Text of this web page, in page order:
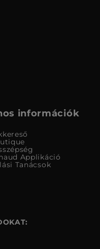
információk
Applikáció
Tanácsok